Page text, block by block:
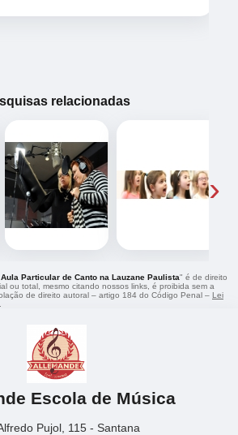
relacionadas
›
Aula Particular de Canto na Lauzane Paulista" é de direito
ou total, mesmo citando nossos links, é proibida sem a
de direito autoral – artigo 184 do Código Penal – Lei
Escola de Música
Pujol, 115 - Santana